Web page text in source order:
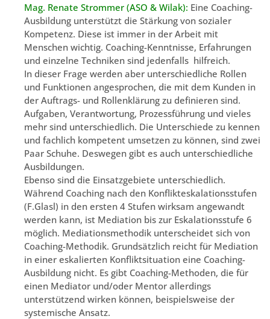
Mag. Renate Strommer (ASO & Wilak): Eine Coaching-
Ausbildung unterstützt die Stärkung von sozialer
Kompetenz. Diese ist immer in der Arbeit mit
Menschen wichtig. Coaching-Kenntnisse, Erfahrungen
und einzelne Techniken sind jedenfalls hilfreich.
In dieser Frage werden aber unterschiedliche Rollen
und Funktionen angesprochen, die mit dem Kunden in
der Auftrags- und Rollenklärung zu definieren sind.
Aufgaben, Verantwortung, Prozessführung und vieles
mehr sind unterschiedlich. Die Unterschiede zu kennen
und fachlich kompetent umsetzen zu können, sind zwei
Paar Schuhe. Deswegen gibt es auch unterschiedliche
Ausbildungen.
Ebenso sind die Einsatzgebiete unterschiedlich.
Während Coaching nach den Konflikteskalationsstufen
(F.Glasl) in den ersten 4 Stufen wirksam angewandt
werden kann, ist Mediation bis zur Eskalationsstufe 6
möglich. Mediationsmethodik unterscheidet sich von
Coaching-Methodik. Grundsätzlich reicht für Mediation
in einer eskalierten Konfliktsituation eine Coaching-
Ausbildung nicht. Es gibt Coaching-Methoden, die für
einen Mediator und/oder Mentor allerdings
unterstützend wirken können, beispielsweise der
systemische Ansatz.